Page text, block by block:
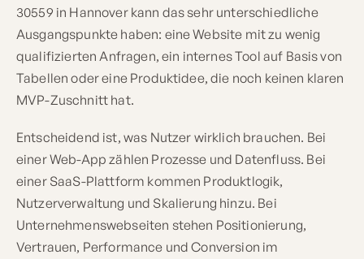
30559 in Hannover kann das sehr unterschiedliche
Ausgangspunkte haben: eine Website mit zu wenig
qualifizierten Anfragen, ein internes Tool auf Basis von
Tabellen oder eine Produktidee, die noch keinen klaren
MVP-Zuschnitt hat.
Entscheidend ist, was Nutzer wirklich brauchen. Bei
einer Web-App zählen Prozesse und Datenfluss. Bei
einer SaaS-Plattform kommen Produktlogik,
Nutzerverwaltung und Skalierung hinzu. Bei
Unternehmenswebseiten stehen Positionierung,
Vertrauen, Performance und Conversion im